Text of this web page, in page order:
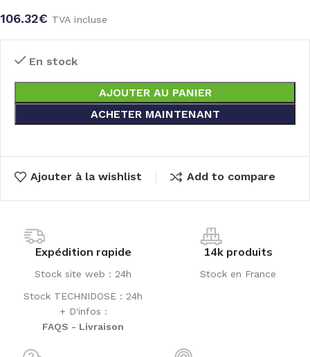
106.32€ TVA incluse
En stock
AJOUTER AU PANIER
ACHETER MAINTENANT
Ajouter à la wishlist Add to compare
Expédition rapide
Stock site web : 24h
Stock TECHNIDOSE : 24h
+ D'infos :
FAQS - Livraison
14k produits
Stock en France